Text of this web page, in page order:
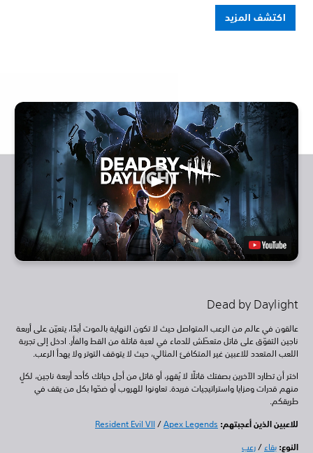
اكتشف المزيد
Dead by Daylight
عالقون في عالم من الرعب المتواصل حيث لا تكون النهاية بالموت أبدًا، يتعيّن على أربعة
ناجين التفوّق على قاتل متعطّش للدماء في لعبة قاتلة من القط والفأر. ادخل إلى تجربة
اللعب المتعدد للاعبين غير المتكافئ المثالي، حيث لا يتوقف التوتر ولا يهدأ الرعب.
اختر أن تطارد الآخرين بصفتك قاتلًا لا يُقهر، أو قاتل من أجل حياتك كأحد أربعة ناجين، لكلٍ
منهم قدرات ومزايا واستراتيجيات فريدة. تعاونوا للهروب أو ضحّوا بكل من يقف في
طريقكم.
للاعبين الذين أعجبتهم: Resident Evil VII/Apex Legends
النوع:بقاء /رعب